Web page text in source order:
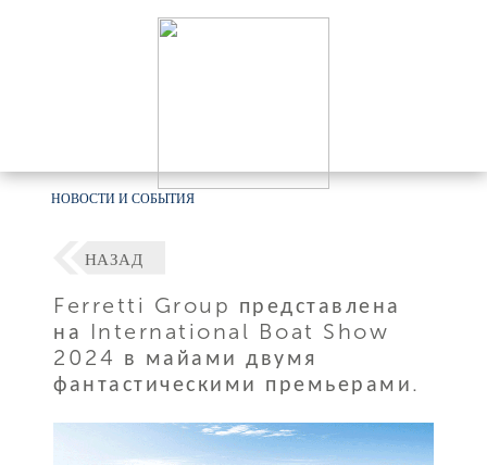
НОВОСТИ И СОБЫТИЯ
НАЗАД
Ferretti Group представлена
на International Boat Show
2024 в майами двумя
фантастическими премьерами.